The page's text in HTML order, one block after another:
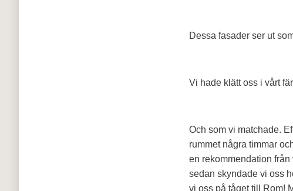
Dessa fasader ser ut
Vi hade klätt oss i vårt
Och som vi matchade.
rummet några timmar
en rekommendation
sedan skyndade vi oss
vi oss på tåget till Rom!